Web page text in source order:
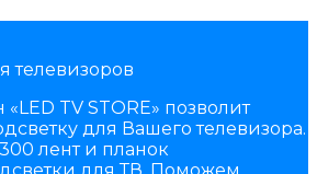
телевизоров
TV STORE» позволит
для Вашего телевизора.
лент и планок